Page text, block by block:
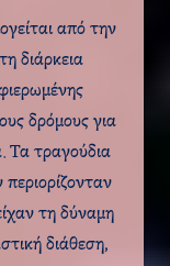
από την
διάρκεια
δρόμους για
Τα τραγούδια
τη δύναμη
διάθεση,